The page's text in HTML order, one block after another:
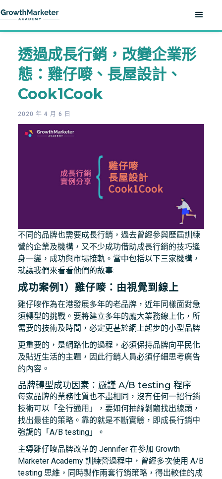
透過成長行銷，改變企業形
態：雞仔嘜、長屋設計、
Cook1Cook
2020 年 4 月 6 日
不同的品牌也需要成長行銷，過去曾經參與歷屆訓練
營的企業及機構，又不少成功借助成長行銷的技巧遙
身一變，成功與市場接軌。當中包括以下三家機構，
就讓我們來看看他們的故事:
成功案例1）雞仔嘜：由視覺到線上
雞仔嘜作為在港發展多年的老品牌，近年同樣面對急
須轉型的挑戰。要將建立多年的龐大業務線上化，所
需要的技術及時間，必定更甚於網上起步的小型品牌
更重要的，是網路化的過程，必須保持品牌向平民化
及貼近生活的主題，因此行銷人員必須仔細思考廣告
的內容。
品牌轉型成功因素：嚴謹 A/B testing 程序
每家品牌的業務性質也不盡相同，沒有任何一招行銷
技術可以「全行通用」，要如何抽絲剝繭找出線頭，
找出最佳的策略。靠的就是不斷實驗，即成長行銷中
強調的「A/B testing」。
主導雞仔嘜品牌改革的 Jennifer 在參加 Growth
Marketer Academy 訓練營過程中，曾經多次使用 A/B
testing 思維，同時製作兩套行銷策略，得出較佳的成